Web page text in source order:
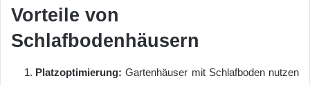
Vorteile von
Schlafbodenhäusern
Platzoptimierung: Gartenhäuser mit Schlafboden nutzen